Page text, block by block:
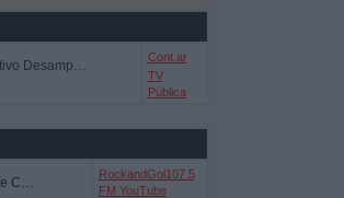
Sportivo Desamparados
Cont.ar
TV
Pública
Independiente Chivilcoy
RockandGol107.5
FM YouTube